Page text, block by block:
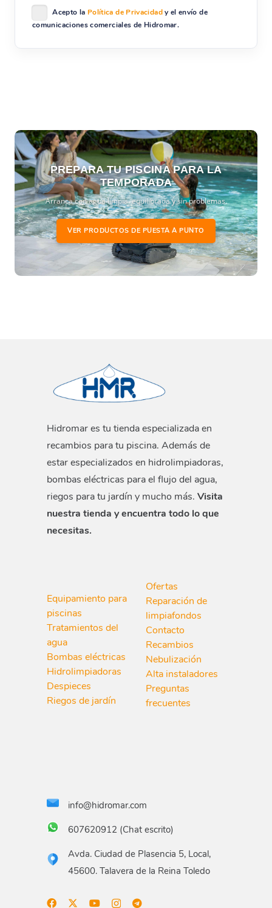
Acepto la Política de Privacidady el envío de
comunicaciones comerciales de Hidromar.
PREPARA TU PISCINA PARA LA
TEMPORADA
Arranca con agua limpia, equilibrada y sin problemas.
VER PRODUCTOS DE PUESTA A PUNTO
Hidromar es tu tienda especializada en
recambios para tu piscina. Además de
estar especializados en hidrolimpiadoras,
bombas eléctricas para el flujo del agua,
riegos para tu jardín y mucho más. Visita
nuestra tienda y encuentra todo lo que
necesitas.
Equipamiento para
piscinas
Tratamientos del
agua
Bombas eléctricas
Hidrolimpiadoras
Despieces
Riegos de jardín
Ofertas
Reparación de
limpiafondos
Contacto
Recambios
Nebulización
Alta instaladores
Preguntas
frecuentes
info@hidromar.com
607620912 (Chat escrito)
Avda. Ciudad de Plasencia 5, Local,
45600. Talavera de la Reina Toledo